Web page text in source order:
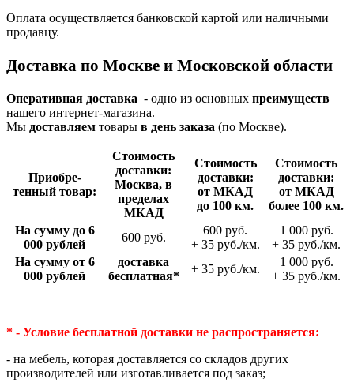
Оплата осуществляется банковской картой или наличными
продавцу.
Доставка по Москве и Московской области
Оперативная доставка - одно из основных преимуществ
нашего интернет-магазина.
Мы доставляем товары в день заказа (по Москве).
Приобре­
тенный товар:
Стои­мость
доставки:
Москва, в
пределах
МКАД
Стои­мость
доставки:
от МКАД
до 100 км.
Стои­мость
доставки:
от МКАД
более 100 км.
На сумму до 6
000 рублей
600 руб.
600 руб.
+ 35 руб./км.
1 000 руб.
+ 35 руб./км.
На сумму от 6
000 рублей
доставка
беспла­тная*
+ 35 руб./км.
1 000 руб.
+ 35 руб./км.
* - Условие бесплатной доставки не распространяется:
- на мебель, которая доставляется со складов других
производителей или изготавливается под заказ;